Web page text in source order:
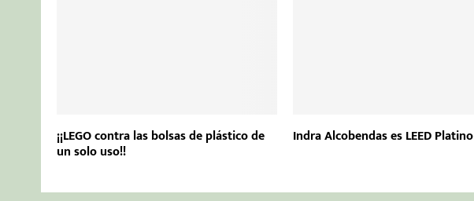
¡¡LEGO contra las bolsas de plástico de
un solo uso!!
Indra Alcobendas es LEED Platino